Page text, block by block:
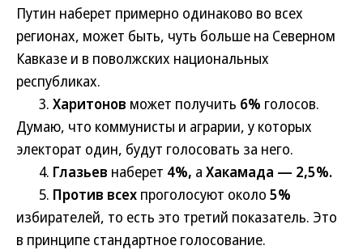
Путин наберет примерно одинаково во всех
регионах, может быть, чуть больше на Северном
Кавказе и в поволжских национальных
республиках.
3. Харитонов может получить 6% голосов.
Думаю, что коммунисты и аграрии, у которых
электорат один, будут голосовать за него.
4. Глазьев наберет 4%, а Хакамада — 2,5%.
5. Против всех проголосуют около 5%
избирателей, то есть это третий показатель. Это
в принципе стандартное голосование.